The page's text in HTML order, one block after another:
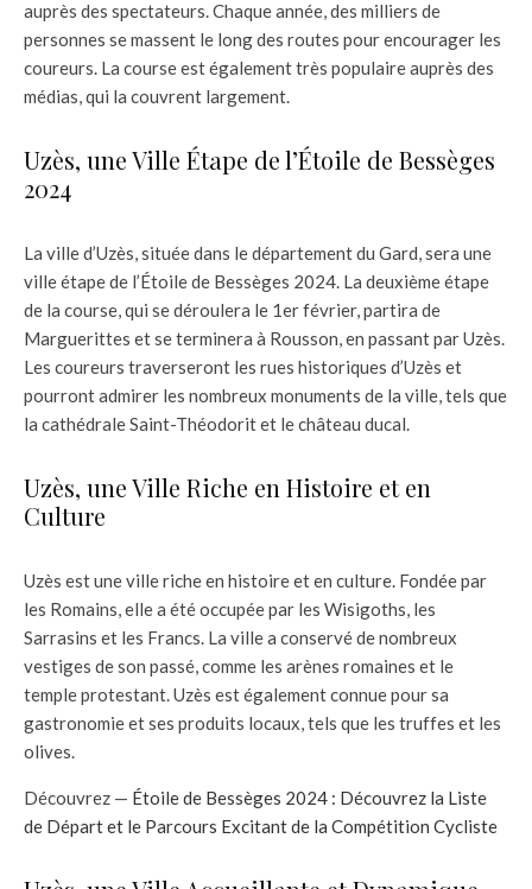
auprès des spectateurs. Chaque année, des milliers de
personnes se massent le long des routes pour encourager les
coureurs. La course est également très populaire auprès des
médias, qui la couvrent largement.
Uzès, une Ville Étape de l’Étoile de Bessèges
2024
La ville d’Uzès, située dans le département du Gard, sera une
ville étape de l’Étoile de Bessèges 2024. La deuxième étape
de la course, qui se déroulera le 1er février, partira de
Marguerittes et se terminera à Rousson, en passant par Uzès.
Les coureurs traverseront les rues historiques d’Uzès et
pourront admirer les nombreux monuments de la ville, tels que
la cathédrale Saint-Théodorit et le château ducal.
Uzès, une Ville Riche en Histoire et en
Culture
Uzès est une ville riche en histoire et en culture. Fondée par
les Romains, elle a été occupée par les Wisigoths, les
Sarrasins et les Francs. La ville a conservé de nombreux
vestiges de son passé, comme les arènes romaines et le
temple protestant. Uzès est également connue pour sa
gastronomie et ses produits locaux, tels que les truffes et les
olives.
Découvrez — Étoile de Bessèges 2024 : Découvrez la Liste
de Départ et le Parcours Excitant de la Compétition Cycliste